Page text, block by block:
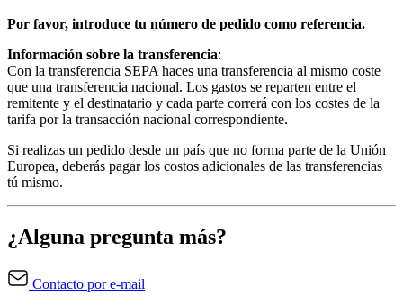
Por favor, introduce tu número de pedido como referencia.
Información sobre la transferencia:
Con la transferencia SEPA haces una transferencia al mismo coste
que una transferencia nacional. Los gastos se reparten entre el
remitente y el destinatario y cada parte correrá con los costes de la
tarifa por la transacción nacional correspondiente.
Si realizas un pedido desde un país que no forma parte de la Unión
Europea, deberás pagar los costos adicionales de las transferencias
tú mismo.
¿Alguna pregunta más?
Contacto por e-mail